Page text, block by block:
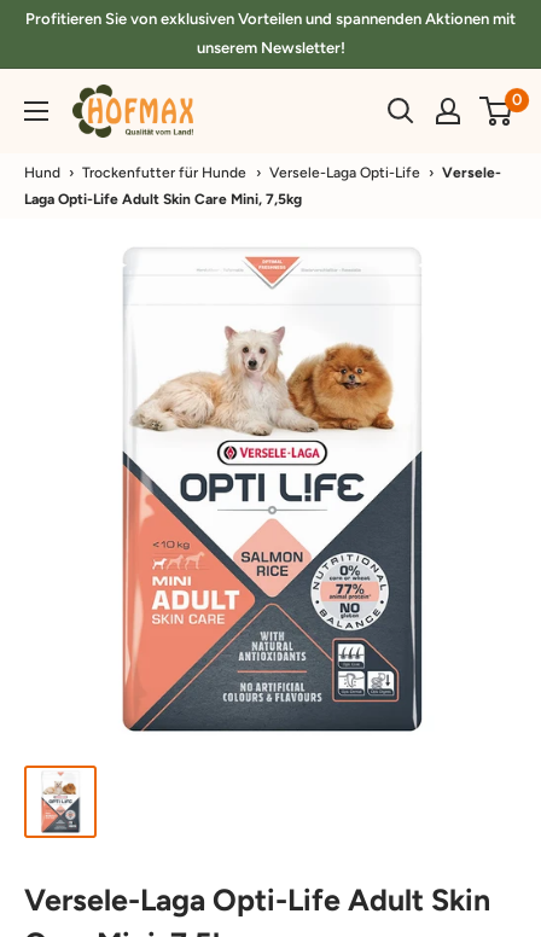
DirektProfitieren Sie von exklusiven Vorteilen und spannenden Aktionen mit
unserem Newsletter!
hofmax.de 0
Hund › Trockenfutter für Hunde › Versele-Laga Opti-Life › Versele-
Laga Opti-Life Adult Skin Care Mini, 7,5kg
Versele-Laga Opti-Life Adult Skin